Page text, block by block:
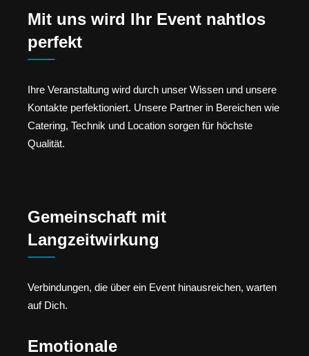
Mit uns wird Ihr Event nahtlos
perfekt
Ihre Veranstaltung wird durch unser Wissen und unsere
Kontakte perfektioniert. Unsere Partner in Bereichen wie
Catering, Technik und Location sorgen für höchste
Qualität.
Gemeinschaft mit
Langzeitwirkung
Verbindungen, die über ein Event hinausreichen, warten
auf Dich.
Emotionale